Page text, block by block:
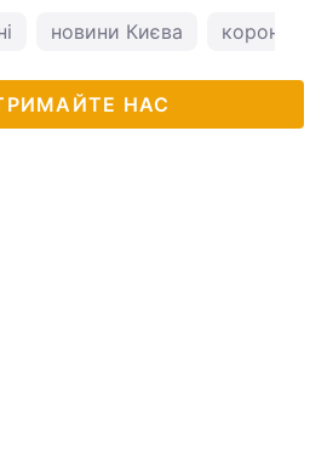
новини Києва
НАС